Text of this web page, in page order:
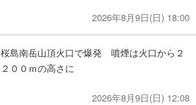
2026年8月9日(日) 18:00
桜島南岳山頂火口で爆発 噴煙は火口から２
２００ｍの高さに
2026年8月9日(日) 12:08